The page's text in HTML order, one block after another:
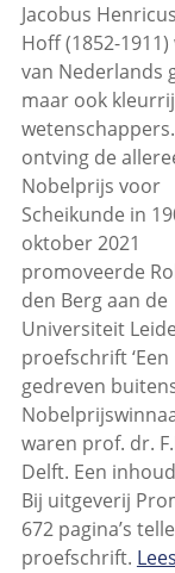
Jacobus
Hoff (1852-1911)
van Nederlands
maar ook
ontving de
Nobelprijs voor
Scheikunde in
oktober 2021
promoveerde
den Berg aan de
Universiteit
proefschrift ‘Een
gedreven
waren prof. dr.
Delft. Een
Bij uitgeverij
672 pagina’s
proefschrift.